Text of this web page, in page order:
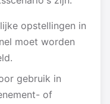
opstellingen in
moet worden
gebruik in
of